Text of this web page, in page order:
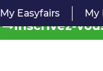
My Easyfairs My
Inscrivez-